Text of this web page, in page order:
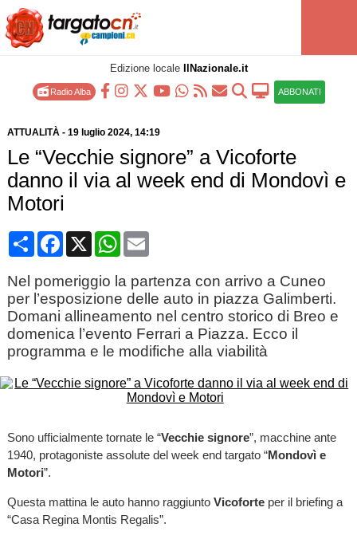
Edizione locale IlNazionale.it
Radio Alba ABBONATI
ATTUALITÀ- 19 luglio 2024, 14:19
Le “Vecchie signore” a Vicoforte
danno il via al week end di Mondovì e
Motori
CondividiFacebook
X WhatsApp
Email
Nel pomeriggio la partenza con arrivo a Cuneo
per l’esposizione delle auto in piazza Galimberti.
Domani allineamento nel centro storico di Breo e
domenica l’evento Ferrari a Piazza. Ecco il
programma e le modifiche alla viabilità
Sono ufficialmente tornate le “Vecchie signore”, macchine ante
1940, protagoniste assolute del week end targato “Mondovì e
Motori”.
Questa mattina le auto hanno raggiunto Vicoforteper il briefing a
“Casa Regina Montis Regalis”.